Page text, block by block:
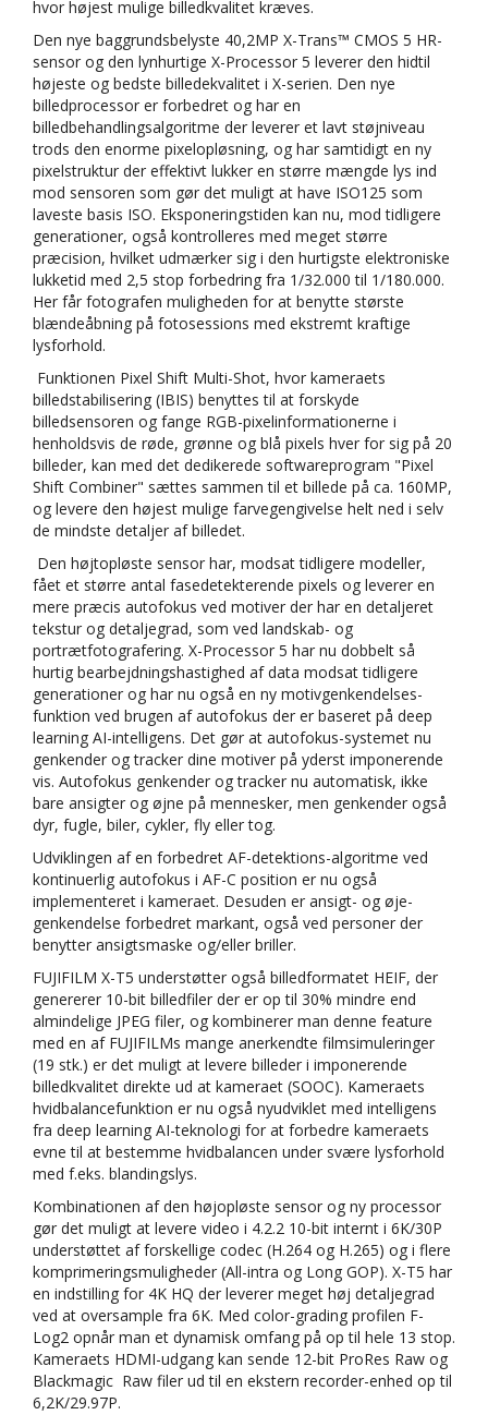
hvor højest mulige billedkvalitet kræves.
Den nye baggrundsbelyste 40,2MP X-Trans™ CMOS 5 HR-
sensor og den lynhurtige X-Processor 5 leverer den hidtil
højeste og bedste billedekvalitet i X-serien. Den nye
billedprocessor er forbedret og har en
billedbehandlingsalgoritme der leverer et lavt støjniveau
trods den enorme pixelopløsning, og har samtidigt en ny
pixelstruktur der effektivt lukker en større mængde lys ind
mod sensoren som gør det muligt at have ISO125 som
laveste basis ISO. Eksponeringstiden kan nu, mod tidligere
generationer, også kontrolleres med meget større
præcision, hvilket udmærker sig i den hurtigste elektroniske
lukketid med 2,5 stop forbedring fra 1/32.000 til 1/180.000.
Her får fotografen muligheden for at benytte største
blændeåbning på fotosessions med ekstremt kraftige
lysforhold.
Funktionen Pixel Shift Multi-Shot, hvor kameraets
billedstabilisering (IBIS) benyttes til at forskyde
billedsensoren og fange RGB-pixelinformationerne i
henholdsvis de røde, grønne og blå pixels hver for sig på 20
billeder, kan med det dedikerede softwareprogram "Pixel
Shift Combiner" sættes sammen til et billede på ca. 160MP,
og levere den højest mulige farvegengivelse helt ned i selv
de mindste detaljer af billedet.
Den højtopløste sensor har, modsat tidligere modeller,
fået et større antal fasedetekterende pixels og leverer en
mere præcis autofokus ved motiver der har en detaljeret
tekstur og detaljegrad, som ved landskab- og
portrætfotografering. X-Processor 5 har nu dobbelt så
hurtig bearbejdningshastighed af data modsat tidligere
generationer og har nu også en ny motivgenkendelses-
funktion ved brugen af autofokus der er baseret på deep
learning AI-intelligens. Det gør at autofokus-systemet nu
genkender og tracker dine motiver på yderst imponerende
vis. Autofokus genkender og tracker nu automatisk, ikke
bare ansigter og øjne på mennesker, men genkender også
dyr, fugle, biler, cykler, fly eller tog.
Udviklingen af en forbedret AF-detektions-algoritme ved
kontinuerlig autofokus i AF-C position er nu også
implementeret i kameraet. Desuden er ansigt- og øje-
genkendelse forbedret markant, også ved personer der
benytter ansigtsmaske og/eller briller.
FUJIFILM X-T5 understøtter også billedformatet HEIF, der
genererer 10-bit billedfiler der er op til 30% mindre end
almindelige JPEG filer, og kombinerer man denne feature
med en af FUJIFILMs mange anerkendte filmsimuleringer
(19 stk.) er det muligt at levere billeder i imponerende
billedkvalitet direkte ud at kameraet (SOOC). Kameraets
hvidbalancefunktion er nu også nyudviklet med intelligens
fra deep learning AI-teknologi for at forbedre kameraets
evne til at bestemme hvidbalancen under svære lysforhold
med f.eks. blandingslys.
Kombinationen af den højopløste sensor og ny processor
gør det muligt at levere video i 4.2.2 10-bit internt i 6K/30P
understøttet af forskellige codec (H.264 og H.265) og i flere
komprimeringsmuligheder (All-intra og Long GOP). X-T5 har
en indstilling for 4K HQ der leverer meget høj detaljegrad
ved at oversample fra 6K. Med color-grading profilen F-
Log2 opnår man et dynamisk omfang på op til hele 13 stop.
Kameraets HDMI-udgang kan sende 12-bit ProRes Raw og
Blackmagic Raw filer ud til en ekstern recorder-enhed op til
6,2K/29.97P.